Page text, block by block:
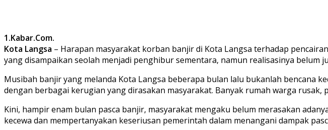
1.Kabar.Com.
Kota Langsa – Harapan masyarakat korban banjir di Kota Langsa terhadap
yang disampaikan seolah menjadi penghibur sementara, namun realisasinya
Musibah banjir yang melanda Kota Langsa beberapa bulan lalu bukanlah bencana
dengan berbagai kerugian yang dirasakan masyarakat. Banyak rumah warga
Kini, hampir enam bulan pasca banjir, masyarakat mengaku belum merasakan
kecewa dan mempertanyakan keseriusan pemerintah dalam menangani dampak